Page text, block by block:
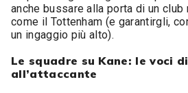
anche bussare alla porta di un
come il Tottenham (e garantirgli,
un ingaggio più alto).
Le squadre su Kane: le voci
all’attaccante